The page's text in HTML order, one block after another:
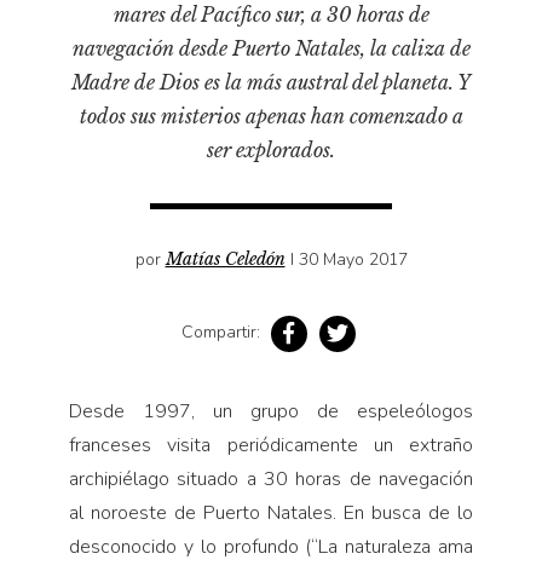
Narrativas visuales
Pensamiento
Pensamiento ilustrado
Voces y lecturas
mares del Pacífico sur, a 30 horas de
navegación desde Puerto Natales, la caliza de
Madre de Dios es la más austral del planeta. Y
todos sus misterios apenas han comenzado a
ser explorados.
porMatías Celedón I 30 Mayo 2017
Compartir:
Desde 1997, un grupo de espeleólogos
franceses visita periódicamente un extraño
archipiélago situado a 30 horas de navegación
al noroeste de Puerto Natales. En busca de lo
desconocido y lo profundo (“La naturaleza ama